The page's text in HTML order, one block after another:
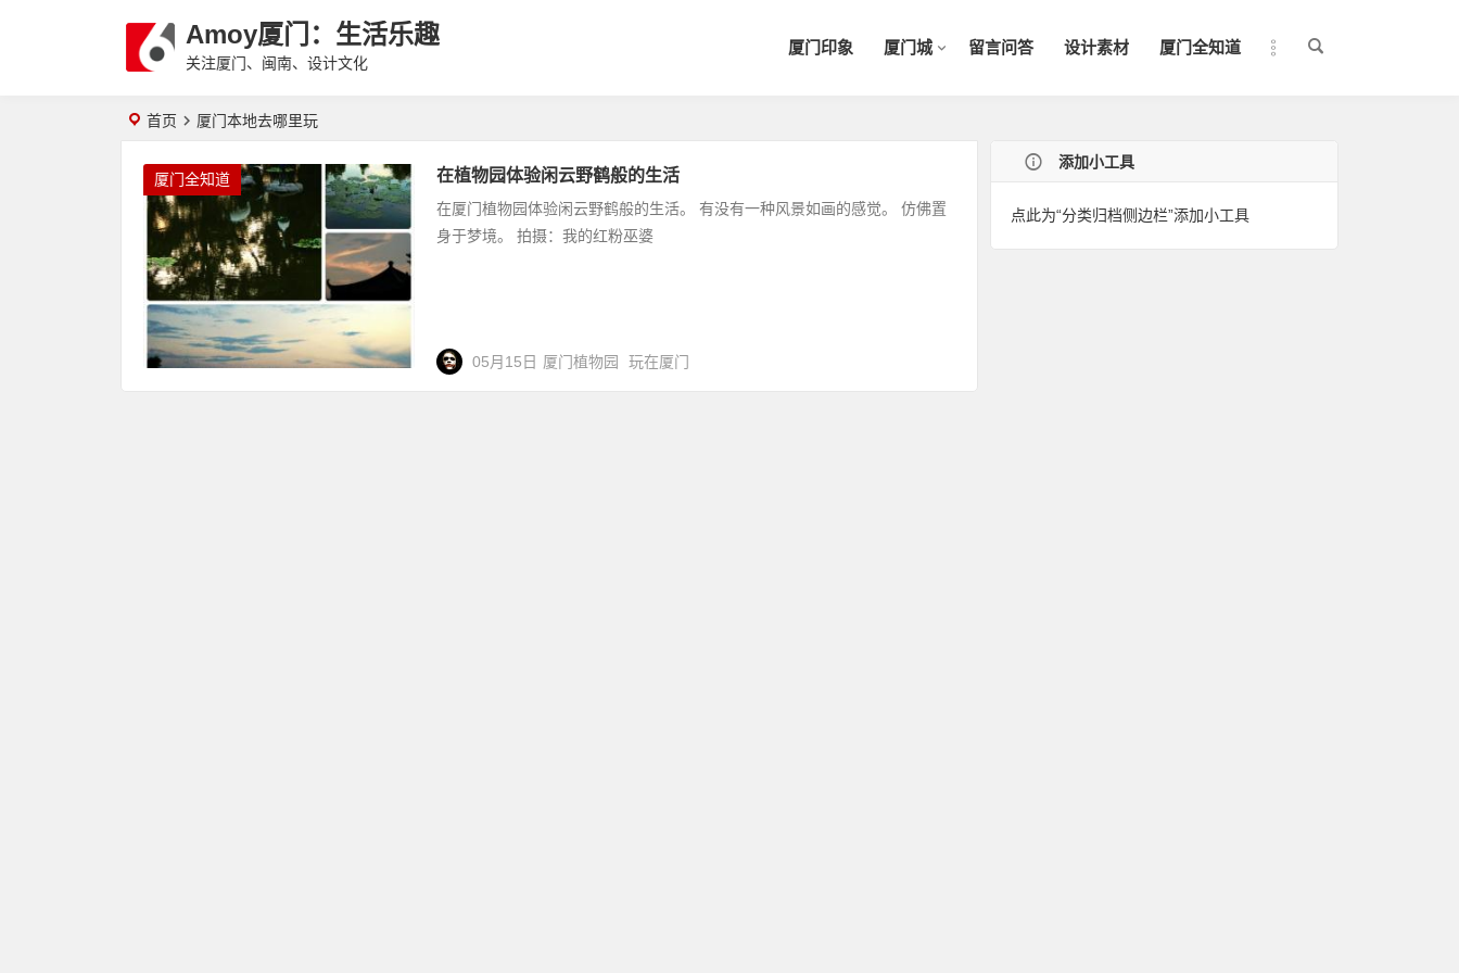
Amoy厦门：生活乐趣
关注厦门、闽南、设计文化
厦门印象 厦门城 留言问答 设计素材 厦门全知道
首页 厦门本地去哪里玩
厦门全知道 在植物园体验闲云野鹤般的生活
在厦门植物园体验闲云野鹤般的生活。 有没有一种风景如画的感觉。 仿佛置
身于梦境。 拍摄：我的红粉巫婆
05月15日 厦门植物园 玩在厦门
添加小工具
点此为“分类归档侧边栏”添加小工具